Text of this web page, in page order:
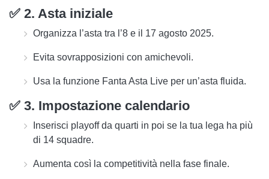
✅ 2. Asta iniziale
Organizza l’asta tra l’8 e il 17 agosto 2025.
Evita sovrapposizioni con amichevoli.
Usa la funzione Fanta Asta Live per un’asta fluida.
✅ 3. Impostazione calendario
Inserisci playoff da quarti in poi se la tua lega ha più
di 14 squadre.
Aumenta così la competitività nella fase finale.